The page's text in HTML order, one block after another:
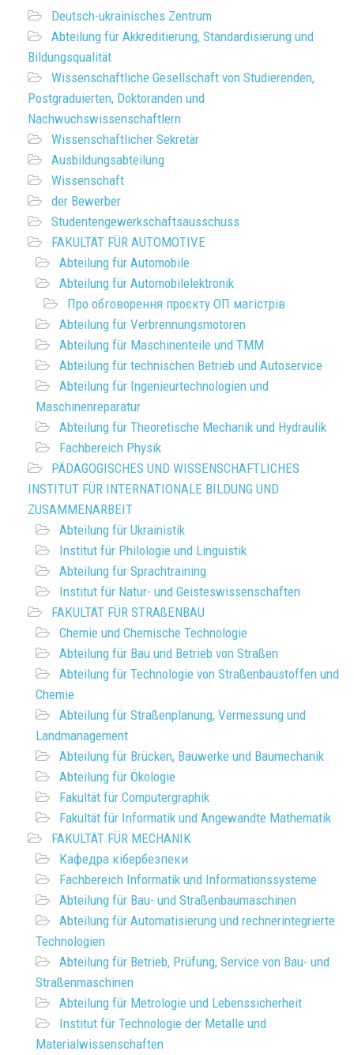
Deutsch-ukrainisches Zentrum
Abteilung für Akkreditierung, Standardisierung und
Bildungsqualität
Wissenschaftliche Gesellschaft von Studierenden,
Postgraduierten, Doktoranden und
Nachwuchswissenschaftlern
Wissenschaftlicher Sekretär
Ausbildungsabteilung
Wissenschaft
der Bewerber
Studentengewerkschaftsausschuss
FAKULTÄT FÜR AUTOMOTIVE
Abteilung für Automobile
Abteilung für Automobilelektronik
Про обговорення проєкту ОП магістрів
Abteilung für Verbrennungsmotoren
Abteilung für Maschinenteile und TMM
Abteilung für technischen Betrieb und Autoservice
Abteilung für Ingenieurtechnologien und
Maschinenreparatur
Abteilung für Theoretische Mechanik und Hydraulik
Fachbereich Physik
PÄDAGOGISCHES UND WISSENSCHAFTLICHES
INSTITUT FÜR INTERNATIONALE BILDUNG UND
ZUSAMMENARBEIT
Abteilung für Ukrainistik
Institut für Philologie und Linguistik
Abteilung für Sprachtraining
Institut für Natur- und Geisteswissenschaften
FAKULTÄT FÜR STRAßENBAU
Chemie und Chemische Technologie
Abteilung für Bau und Betrieb von Straßen
Abteilung für Technologie von Straßenbaustoffen und
Chemie
Abteilung für Straßenplanung, Vermessung und
Landmanagement
Abteilung für Brücken, Bauwerke und Baumechanik
Abteilung für Ökologie
Fakultät für Computergraphik
Fakultät für Informatik und Angewandte Mathematik
FAKULTÄT FÜR MECHANIK
Кафедра кібербезпеки
Fachbereich Informatik und Informationssysteme
Abteilung für Bau- und Straßenbaumaschinen
Abteilung für Automatisierung und rechnerintegrierte
Technologien
Abteilung für Betrieb, Prüfung, Service von Bau- und
Straßenmaschinen
Abteilung für Metrologie und Lebenssicherheit
Institut für Technologie der Metalle und
Materialwissenschaften